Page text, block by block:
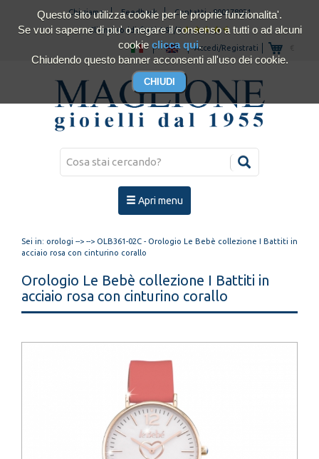
Chi siamo Feedback Contatti-800178921
Clienti soddisfatti 4.93/5
Accedi/Registrati
Apri menu
Sei in: orologi --> --> OLB361-02C - Orologio Le Bebè collezione I Battiti in
acciaio rosa con cinturino corallo
Orologio Le Bebè collezione I Battiti in
acciaio rosa con cinturino corallo
Questo sito utilizza cookie per le proprie funzionalita'.
Se vuoi saperne di piu' o negare il consenso a tutti o ad alcuni
cookie clicca qui.
Chiudendo questo banner acconsenti all'uso dei cookie.